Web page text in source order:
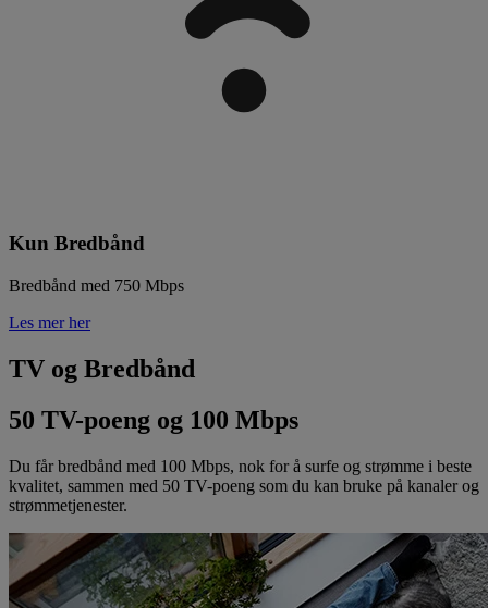
Kun Bredbånd
Bredbånd med 750 Mbps
Les mer her
TV og Bredbånd
50 TV-poeng og 100 Mbps
Du får bredbånd med 100 Mbps, nok for å surfe og strømme i beste
kvalitet, sammen med 50 TV-poeng som du kan bruke på kanaler og
strømmetjenester.